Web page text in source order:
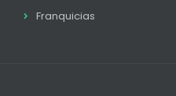
Franquicias